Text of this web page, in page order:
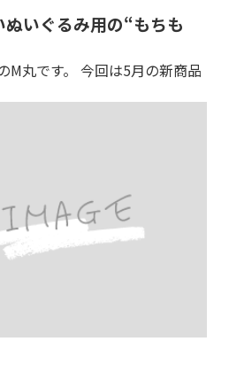
ぬいぐるみ用の“もちも
M丸です。 今回は5月の新商品